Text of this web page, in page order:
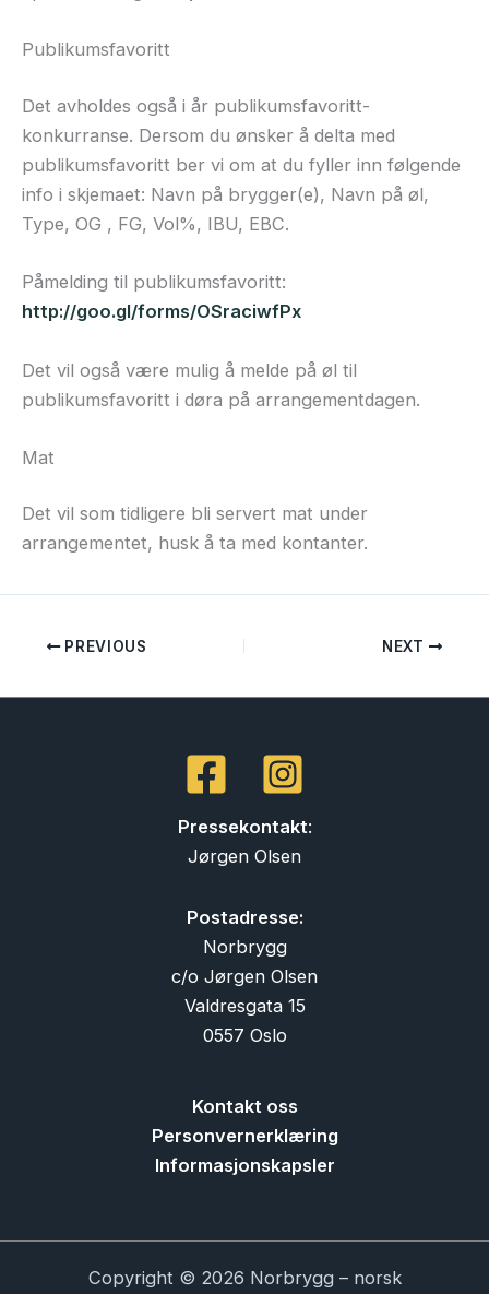
Publikumsfavoritt
Det avholdes også i år publikumsfavoritt-
konkurranse. Dersom du ønsker å delta med
publikumsfavoritt ber vi om at du fyller inn følgende
info i skjemaet: Navn på brygger(e), Navn på øl,
Type, OG , FG, Vol%, IBU, EBC.
Påmelding til publikumsfavoritt:
http://goo.gl/forms/OSraciwfPx
Det vil også være mulig å melde på øl til
publikumsfavoritt i døra på arrangementdagen.
Mat
Det vil som tidligere bli servert mat under
arrangementet, husk å ta med kontanter.
PREVIOUS NEXT
Pressekontakt:
Jørgen Olsen
Postadresse:
Norbrygg
c/o Jørgen Olsen
Valdresgata 15
0557 Oslo
Kontakt oss
Personvernerklæring
Informasjonskapsler
Copyright © 2026 Norbrygg – norsk